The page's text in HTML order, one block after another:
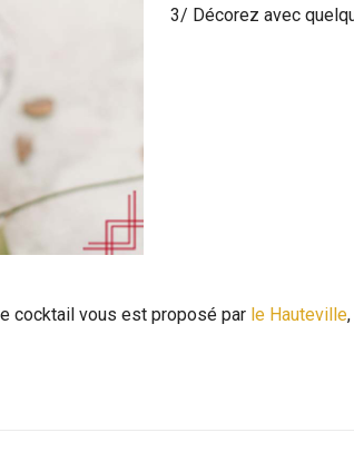
3/ Décorez avec
cocktail vous est proposé par le Hauteville